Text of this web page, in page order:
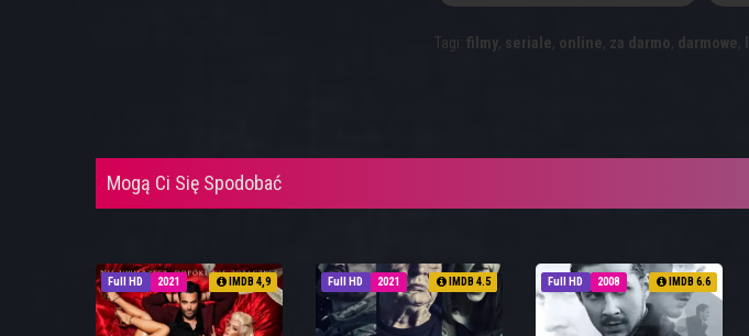
Tagi: filmy, seriale, online, za darmo, darmowe,
Mogą Ci Się Spodobać
Full HD 2021 IMDB 4,9 Full HD 2021 IMDB 4.5 Full HD 2008 IMDB 6.6